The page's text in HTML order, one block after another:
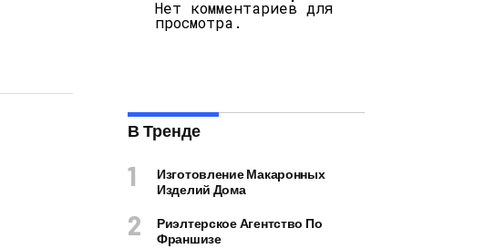
Нет комментариев для
просмотра.
В Тренде
Изготовление Макаронных
Изделий Дома
Риэлтерское Агентство По
Франшизе